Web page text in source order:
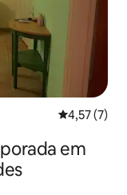
4,57 de
4,57 (7)
em